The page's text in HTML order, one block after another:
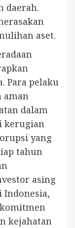
daerah.
aset.
Para pelaku
aman
dalam
kerugian
yang
tahun
asing
Indonesia,
kejahatan